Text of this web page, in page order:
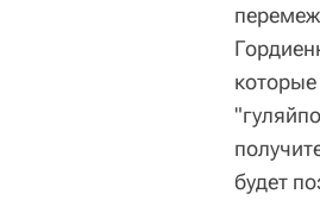
будет